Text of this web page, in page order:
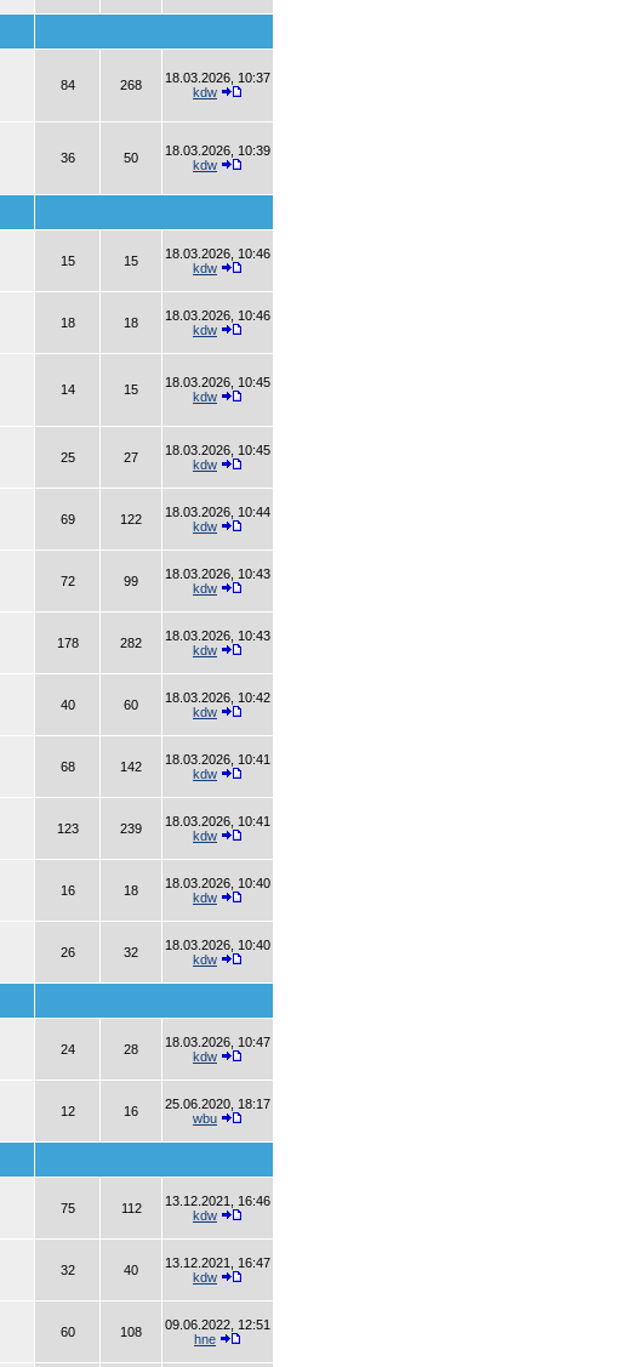
84 268
18.03.2026, 10:37
kdw
36 50
18.03.2026, 10:39
kdw
15 15
18.03.2026, 10:46
kdw
18 18
18.03.2026, 10:46
kdw
14 15
18.03.2026, 10:45
kdw
25 27
18.03.2026, 10:45
kdw
69 122
18.03.2026, 10:44
kdw
72 99
18.03.2026, 10:43
kdw
178 282
18.03.2026, 10:43
kdw
40 60
18.03.2026, 10:42
kdw
68 142
18.03.2026, 10:41
kdw
123 239
18.03.2026, 10:41
kdw
16 18
18.03.2026, 10:40
kdw
26 32
18.03.2026, 10:40
kdw
24 28
18.03.2026, 10:47
kdw
12 16
25.06.2020, 18:17
wbu
75 112
13.12.2021, 16:46
kdw
32 40
13.12.2021, 16:47
kdw
60 108
09.06.2022, 12:51
hne